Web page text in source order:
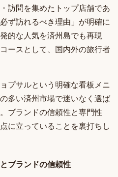
訪問を集めたトップ店舗であ
ず訪れるべき理由」が明確に
的な人気を済州島でも再現
ースとして、国内外の旅行者
プサルという明確な看板メニ
多い済州市場で迷いなく選ば
ブランドの信頼性と専門性
に立っていることを裏打ちし
ブランドの信頼性